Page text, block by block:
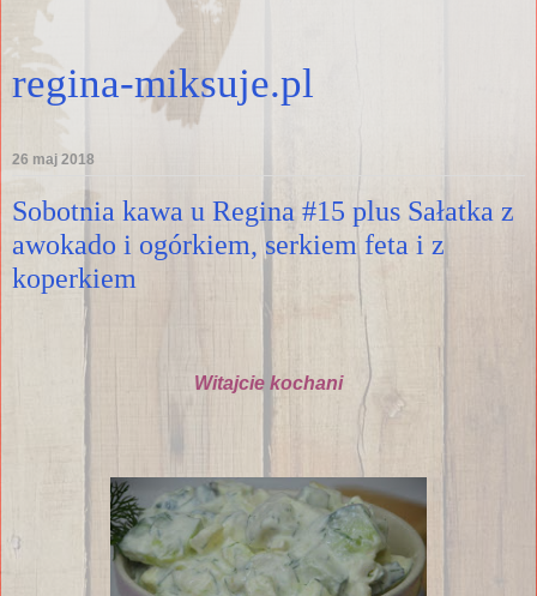
regina-miksuje.pl
26 maj 2018
Sobotnia kawa u Regina #15 plus Sałatka z
awokado i ogórkiem, serkiem feta i z
koperkiem
Witajcie kochani